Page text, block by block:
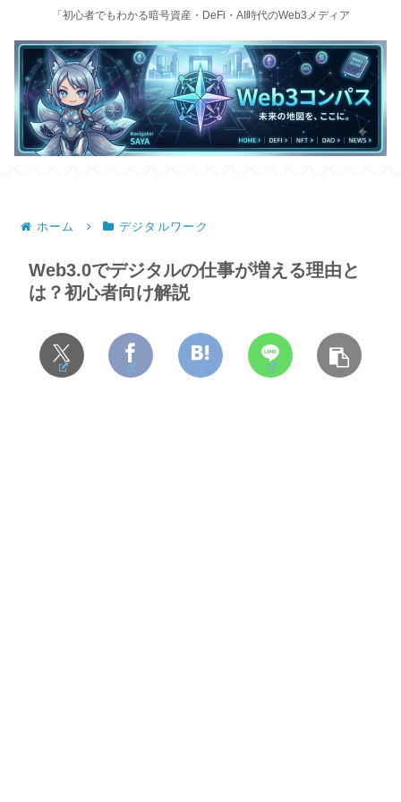
「初心者でもわかる暗号資産・DeFi・AI時代のWeb3メディア
ホーム デジタルワーク
Web3.0でデジタルの仕事が増える理由と
は？初心者向け解説